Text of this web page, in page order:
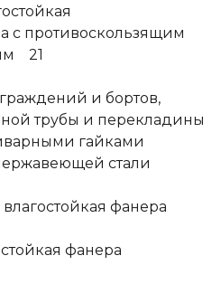
с противоскользящим
21
и бортов,
трубы и перекладины
гайками
стали
фанера
фанера